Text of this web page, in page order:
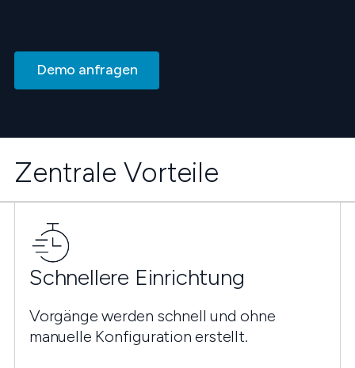
Demo anfragen
Zentrale Vorteile
Schnellere Einrichtung
Vorgänge werden schnell und ohne
manuelle Konfiguration erstellt.